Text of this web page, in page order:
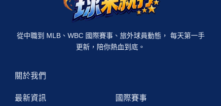
從中職到 MLB、WBC 國際賽事、旅外球員動態， 每天第一手
更新，陪你熱血到底。
關於我們
最新資訊 國際賽事